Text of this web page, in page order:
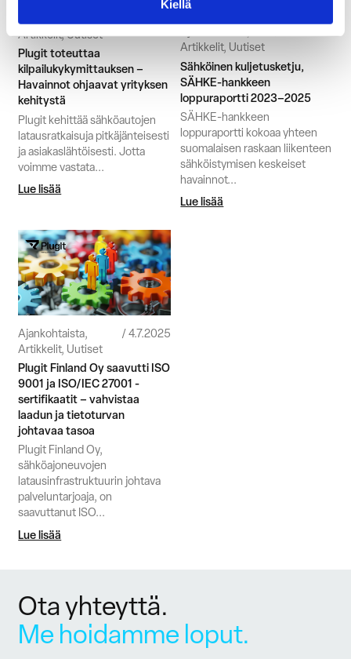
Kiellä
Ajankohtaista,
Artikkelit, Uutiset
Plugit toteuttaa
kilpailukykymittauksen –
Havainnot ohjaavat yrityksen
kehitystä
Plugit kehittää sähköautojen
latausratkaisuja pitkäjänteisesti
ja asiakaslähtöisesti. Jotta
voimme vastata...
Lue lisää
Artikkelit, Uutiset
Sähköinen kuljetusketju,
SÄHKE-hankkeen
loppuraportti 2023–2025
SÄHKE-hankkeen
loppuraportti kokoaa yhteen
suomalaisen raskaan liikenteen
sähköistymisen keskeiset
havainnot...
Lue lisää
Ajankohtaista,
Artikkelit, Uutiset
4.7.2025
Plugit Finland Oy saavutti ISO
9001 ja ISO/IEC 27001 -
sertifikaatit – vahvistaa
laadun ja tietoturvan
johtavaa tasoa
Plugit Finland Oy,
sähköajoneuvojen
latausinfrastruktuurin johtava
palveluntarjoaja, on
saavuttanut ISO...
Lue lisää
Ota yhteyttä.
Me hoidamme loput.